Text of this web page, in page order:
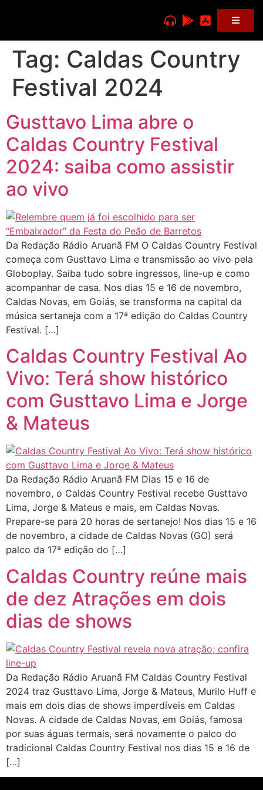
Tag: Caldas Country
Festival 2024
Gusttavo Lima abre o
Caldas Country Festival
2024: saiba como assistir
ao vivo
Da Redação Rádio Aruanã FM O Caldas Country Festival
começa com Gusttavo Lima e transmissão ao vivo pela
Globoplay. Saiba tudo sobre ingressos, line-up e como
acompanhar de casa. Nos dias 15 e 16 de novembro,
Caldas Novas, em Goiás, se transforma na capital da
música sertaneja com a 17ª edição do Caldas Country
Festival. […]
Caldas Country Festival Ao
Vivo: Terá show histórico
com Gusttavo Lima e Jorge
& Mateus
Da Redação Rádio Aruanã FM Dias 15 e 16 de
novembro, o Caldas Country Festival recebe Gusttavo
Lima, Jorge & Mateus e mais, em Caldas Novas.
Prepare-se para 20 horas de sertanejo! Nos dias 15 e 16
de novembro, a cidade de Caldas Novas (GO) será
palco da 17ª edição do […]
Caldas Country reúne mais
de dez Atrações em dois
dias de shows
Da Redação Rádio Aruanã FM Caldas Country Festival
2024 traz Gusttavo Lima, Jorge & Mateus, Murilo Huff e
mais em dois dias de shows imperdíveis em Caldas
Novas. A cidade de Caldas Novas, em Goiás, famosa
por suas águas termais, será novamente o palco do
tradicional Caldas Country Festival nos dias 15 e 16 de
[…]